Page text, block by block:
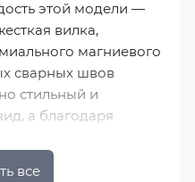
этой модели —
вилка,
магниевого
сварных швов
стильный и
а благодаря
сможет без труда
все